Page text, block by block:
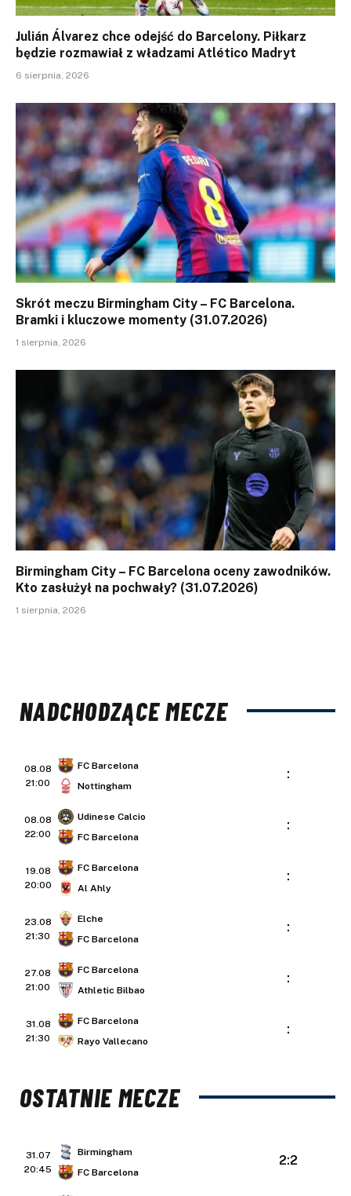
Julián Álvarez chce odejść do Barcelony. Piłkarz
będzie rozmawiał z władzami Atlético Madryt
6 sierpnia, 2026
Skrót meczu Birmingham City – FC Barcelona.
Bramki i kluczowe momenty (31.07.2026)
1 sierpnia, 2026
Birmingham City – FC Barcelona oceny zawodników.
Kto zasłużył na pochwały? (31.07.2026)
1 sierpnia, 2026
NADCHODZĄCE MECZE
08.08
21:00
FC Barcelona
Nottingham
:
08.08
22:00
Udinese Calcio
FC Barcelona
:
19.08
20:00
FC Barcelona
Al Ahly
:
23.08
21:30
Elche
FC Barcelona
:
27.08
21:00
FC Barcelona
Athletic Bilbao
:
31.08
21:30
FC Barcelona
Rayo Vallecano
:
OSTATNIE MECZE
31.07
20:45
Birmingham
FC Barcelona
2:2